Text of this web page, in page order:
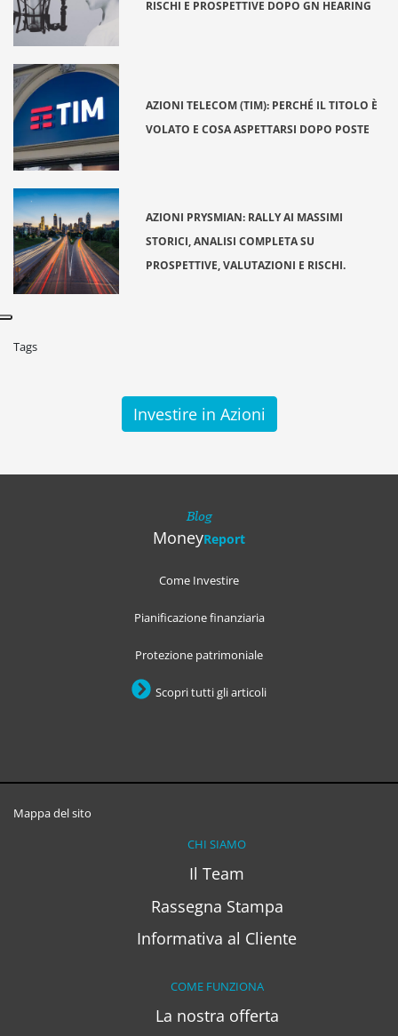
RISCHI E PROSPETTIVE DOPO GN HEARING
AZIONI TELECOM (TIM): PERCHÉ IL TITOLO È
VOLATO E COSA ASPETTARSI DOPO POSTE
AZIONI PRYSMIAN: RALLY AI MASSIMI
STORICI, ANALISI COMPLETA SU
PROSPETTIVE, VALUTAZIONI E RISCHI.
Tags
Investire in Azioni
Blog
MoneyReport
Come Investire
Pianificazione finanziaria
Protezione patrimoniale
Scopri tutti gli articoli
Mappa del sito
CHI SIAMO
Il Team
Rassegna Stampa
Informativa al Cliente
COME FUNZIONA
La nostra offerta